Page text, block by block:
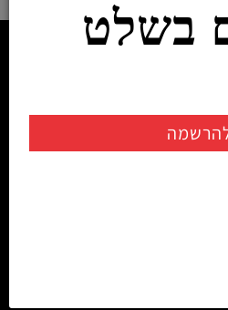
בשלט